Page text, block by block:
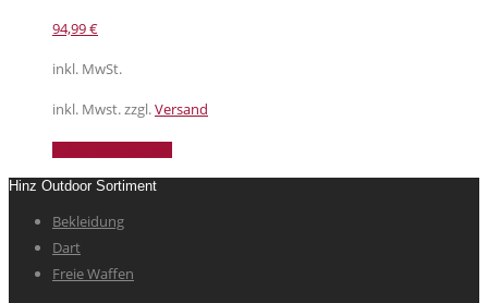
Produktseite
gewählt
94,99€
inkl. MwSt.
inkl. Mwst. zzgl.Versand
Dieses
Produkt
Hinz Outdoor Sortiment
Bekleidung
Dart
Freie Waffen